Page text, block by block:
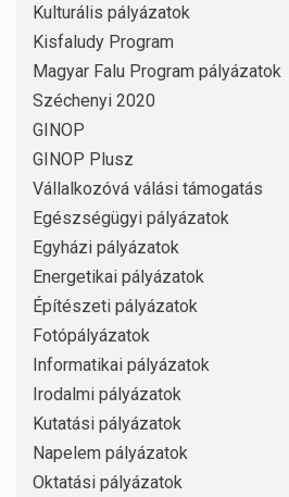
Kulturális pályázatok
Kisfaludy Program
Magyar Falu Program pályázatok
Széchenyi 2020
GINOP
GINOP Plusz
Vállalkozóvá válási támogatás
Egészségügyi pályázatok
Egyházi pályázatok
Energetikai pályázatok
Építészeti pályázatok
Fotópályázatok
Informatikai pályázatok
Irodalmi pályázatok
Kutatási pályázatok
Napelem pályázatok
Oktatási pályázatok